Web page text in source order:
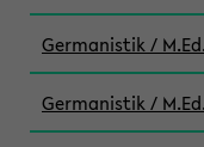
Germanistik /
Germanistik /